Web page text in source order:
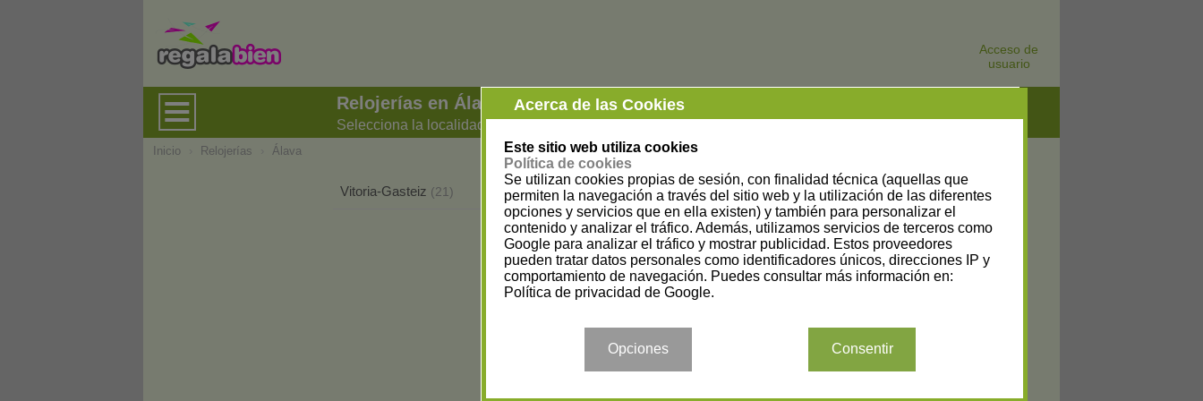
Acceso de
usuario
Relojerías en Álava
Selecciona la localidad
Acerca de las Cookies
Este sitio web utiliza cookies
Política de cookies
Se utilizan cookies propias de sesión, con finalidad técnica (aquellas que
permiten la navegación a través del sitio web y la utilización de las diferentes
opciones y servicios que en ella existen) y también para personalizar el
contenido y analizar el tráfico. Además, utilizamos servicios de terceros como
Google para analizar el tráfico y mostrar publicidad. Estos proveedores
pueden tratar datos personales como identificadores únicos, direcciones IP y
comportamiento de navegación. Puedes consultar más información en:
Política de privacidad de Google.
Opciones Consentir
Inicio Relojerías Álava
Vitoria-Gasteiz (21)